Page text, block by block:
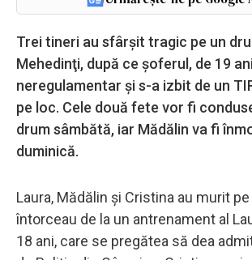
Trei tineri au sfârşit tragic pe un
Mehedinţi, după ce şoferul, de 19
neregulamentar şi s-a izbit de un
pe loc. Cele două fete vor fi
drum sâmbătă, iar Mădălin va fi
duminică.
Laura, Mădălin şi Cristina au murit
întorceau de la un antrenament al
18 ani, care se pregătea să dea